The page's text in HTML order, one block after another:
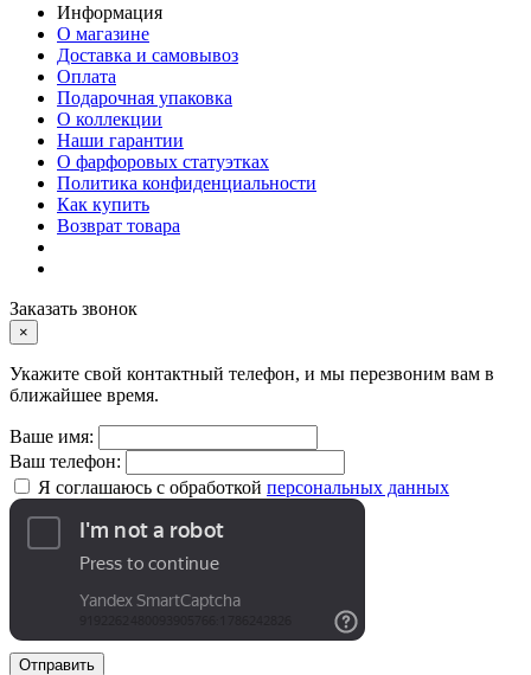
Информация
О магазине
Доставка и самовывоз
Оплата
Подарочная упаковка
О коллекции
Наши гарантии
О фарфоровых статуэтках
Политика конфиденциальности
Как купить
Возврат товара
Заказать звонок
×
Укажите свой контактный телефон, и мы перезвоним вам в
ближайшее время.
Ваше имя:
Ваш телефон:
Я соглашаюсь с обработкой персональных данных
Отправить